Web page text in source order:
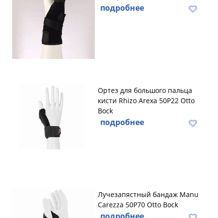
подробнее
Ортез для большого пальца
кисти Rhizo Arexa 50P22 Otto
Bock
подробнее
Лучезапястный бандаж Manu
Carezza 50P70 Otto Bock